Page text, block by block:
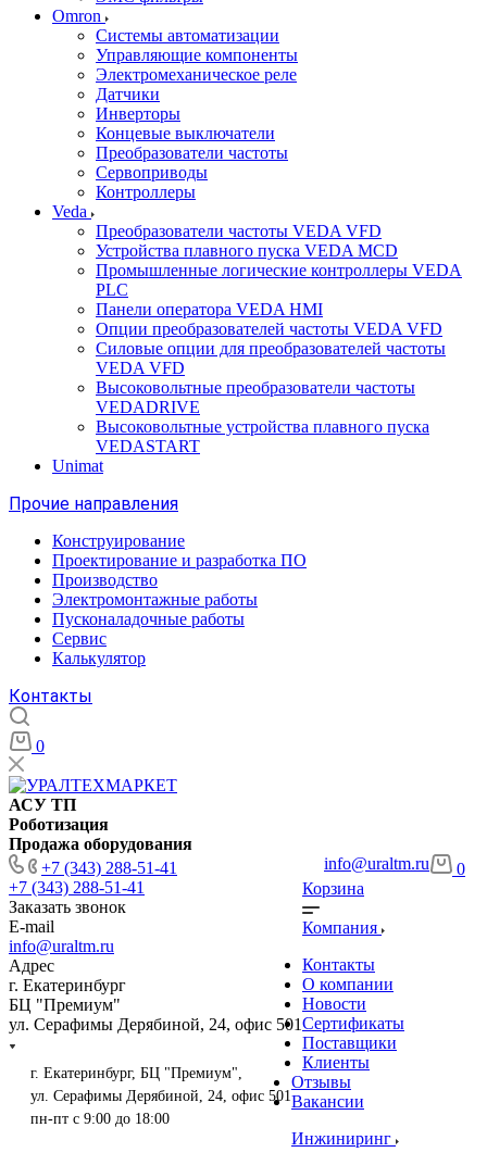
Omron
Системы автоматизации
Управляющие компоненты
Электромеханическое реле
Датчики
Инверторы
Концевые выключатели
Преобразователи частоты
Сервоприводы
Контроллеры
Veda
Преобразователи частоты VEDA VFD
Устройства плавного пуска VEDA MCD
Промышленные логические контроллеры VEDA
PLC
Панели оператора VEDA HMI
Опции преобразователей частоты VEDA VFD
Силовые опции для преобразователей частоты
VEDA VFD
Высоковольтные преобразователи частоты
VEDADRIVE
Высоковольтные устройства плавного пуска
VEDASTART
Unimat
Прочие направления
Конструирование
Проектирование и разработка ПО
Производство
Электромонтажные работы
Пусконаладочные работы
Сервис
Калькулятор
Контакты
0
АСУ ТП
Роботизация
Продажа оборудования
+7 (343) 288-51-41
+7 (343) 288-51-41
Заказать звонок
E-mail
info@uraltm.ru
Адрес
г. Екатеринбург
БЦ "Премиум"
ул. Серафимы Дерябиной, 24, офис 501
info@uraltm.ru
г. Екатеринбург, БЦ "Премиум",
ул. Серафимы Дерябиной, 24, офис 501
пн-пт с 9:00 до 18:00
0
Корзина
Компания
Контакты
О компании
Новости
Сертификаты
Поставщики
Клиенты
Отзывы
Вакансии
Инжиниринг